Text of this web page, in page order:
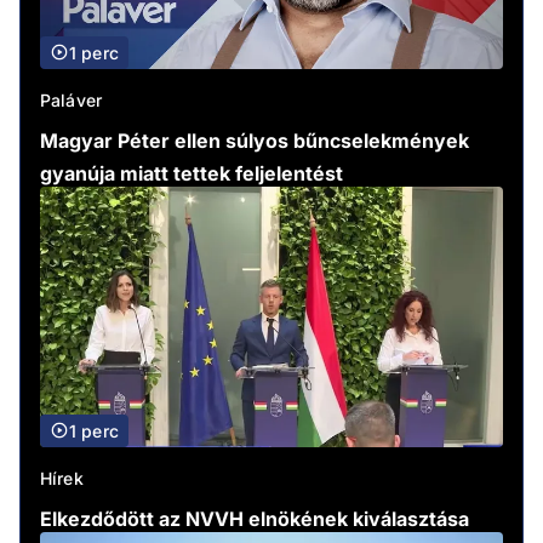
1 perc
Paláver
Magyar Péter ellen súlyos bűncselekmények
gyanúja miatt tettek feljelentést
1 perc
Hírek
Elkezdődött az NVVH elnökének kiválasztása